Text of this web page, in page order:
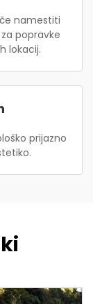
namestiti
popravke
lokacij.
prijazno